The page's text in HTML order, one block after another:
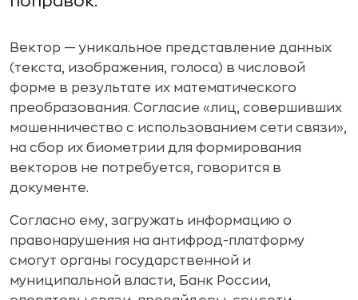
Вектор — уникальное представление данных
(текста, изображения, голоса) в числовой
форме в результате их математического
преобразования. Согласие «лиц, совершивших
мошенничество с использованием сети связи»,
на сбор их биометрии для формирования
векторов не потребуется, говорится в
документе.
Согласно ему, загружать информацию о
правонарушения на антифрод-платформу
смогут органы государственной и
муниципальной власти, Банк России,